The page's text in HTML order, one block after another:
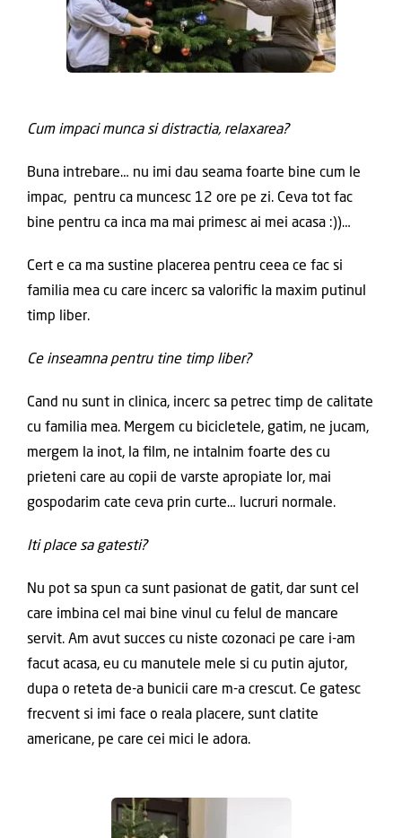
Cum impaci munca si distractia, relaxarea?
Buna intrebare… nu imi dau seama foarte bine cum le
impac, pentru ca muncesc 12 ore pe zi. Ceva tot fac
bine pentru ca inca ma mai primesc ai mei acasa :))…
Cert e ca ma sustine placerea pentru ceea ce fac si
familia mea cu care incerc sa valorific la maxim putinul
timp liber.
Ce inseamna pentru tine timp liber?
Cand nu sunt in clinica, incerc sa petrec timp de calitate
cu familia mea. Mergem cu bicicletele, gatim, ne jucam,
mergem la inot, la film, ne intalnim foarte des cu
prieteni care au copii de varste apropiate lor, mai
gospodarim cate ceva prin curte… lucruri normale.
Iti place sa gatesti?
Nu pot sa spun ca sunt pasionat de gatit, dar sunt cel
care imbina cel mai bine vinul cu felul de mancare
servit. Am avut succes cu niste cozonaci pe care i-am
facut acasa, eu cu manutele mele si cu putin ajutor,
dupa o reteta de-a bunicii care m-a crescut. Ce gatesc
frecvent si imi face o reala placere, sunt clatite
americane, pe care cei mici le adora.